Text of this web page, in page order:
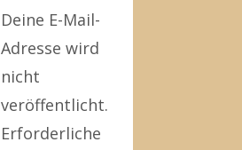
Deine E-Mail-
Adresse wird
nicht
veröffentlicht.
Erforderliche